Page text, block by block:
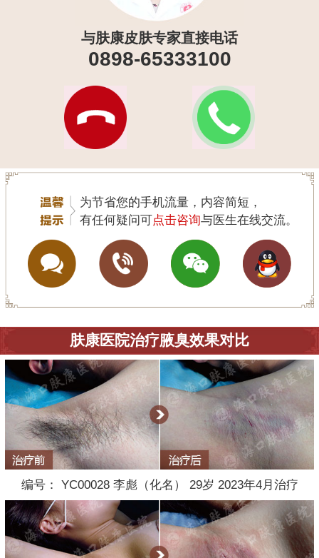
与肤康皮肤专家直接电话
0898-65333100
为节省您的手机流量，内容简短，
有任何疑问可点击咨询与医生在线交流。
肤康医院治疗腋臭效果对比
编号： YC00028 李彪（化名） 29岁 2023年4月治疗